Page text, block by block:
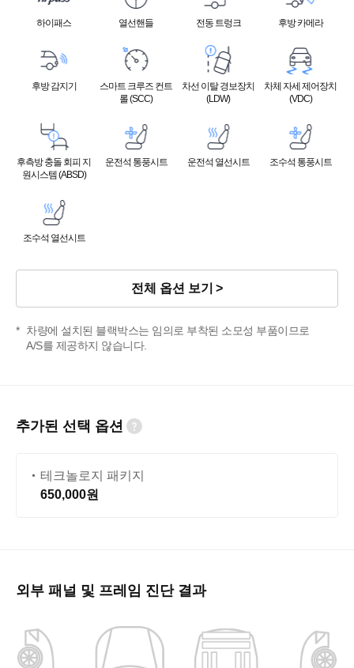
하이패스 열선핸들 전동 트렁크 후방 카메라
후방 감지기
스마트 크루즈 컨트
롤 (SCC)
차선 이탈 경보장치
(LDW)
차체 자세 제어장치
(VDC)
후측방 충돌 회피 지
원시스템 (ABSD)
운전석 통풍시트 운전석 열선시트 조수석 통풍시트
조수석 열선시트
전체 옵션 보기
차량에 설치된 블랙박스는 임의로 부착된 소모성 부품이므로
A/S를 제공하지 않습니다.
추가된 선택 옵션
테크놀로지 패키지
650,000원
외부 패널 및 프레임 진단 결과